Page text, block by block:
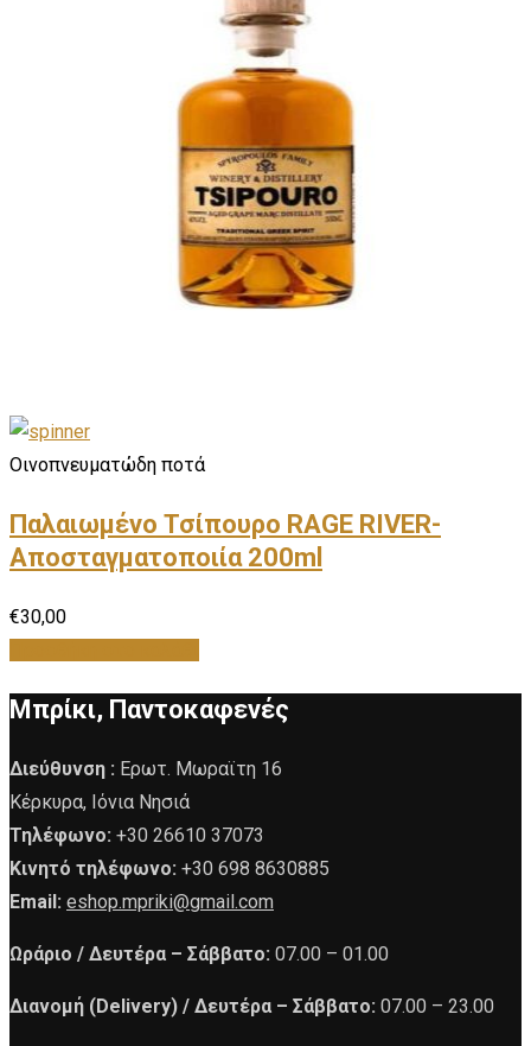
Οινοπνευματώδη ποτά
Παλαιωμένο Τσίπουρο RAGE RIVER-
Αποσταγματοποιία 200ml
€30,00
Μπρίκι, Παντοκαφενές
Διεύθυνση : Ερωτ. Μωραϊτη 16
Κέρκυρα, Ιόνια Νησιά
Τηλέφωνο: +30 26610 37073
Κινητό τηλέφωνο: +30 698 8630885
Email: eshop.mpriki@gmail.com
Ωράριο / Δευτέρα – Σάββατο: 07.00 – 01.00
Διανομή (Delivery) / Δευτέρα – Σάββατο: 07.00 – 23.00